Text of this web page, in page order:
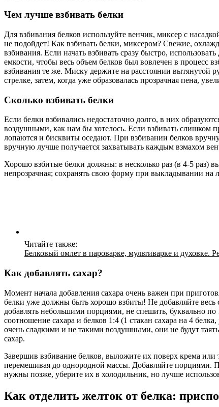
Чем лучше взбивать белки
Для взбивания белков используйте венчик, миксер с
не подойдет! Как взбивать белки, миксером? Свежие,
взбивания. Если начать взбивать сразу быстро,
емкости, чтобы весь объем белков был вовлечен в процесс
взбивания те же. Миску держите на расстоянии вытянутой
стрелке, затем, когда уже образовалась прозрачная пена,
Сколько взбивать белки
Если белки взбивались недостаточно долго, в них
воздушными, как нам бы хотелось. Если взбивать слишком
лопаются и бисквиты оседают. При взбивании белков
вручную лучше получается захватывать каждым взмахом
Хорошо взбитые белки должны: в несколько раз (в 4-5 раз)
непрозрачная; сохранять свою форму при выкладывании на
Читайте также:
Белковый омлет в пароварке, мультиварке и духовке.
Как добавлять сахар?
Момент начала добавления сахара очень важен при
белки уже должны быть хорошо взбиты! Не добавляйте
добавлять небольшими порциями, не спешить, буквально
соотношение сахара и белков 1:4 (1 стакан сахара на 4
очень сладкими и не такими воздушными, они не будут
сахар.
Завершив взбивание белков, выложите их поверх крема
перемешивая до однородной массы. Добавляйте порциями.
нужны позже, уберите их в холодильник, но лучше
Как отделить желток от белка: